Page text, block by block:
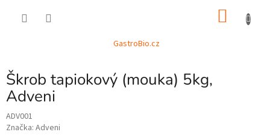
GastroBio.cz
Škrob tapiokový (mouka) 5kg,
Adveni
ADV001
Značka: Adveni